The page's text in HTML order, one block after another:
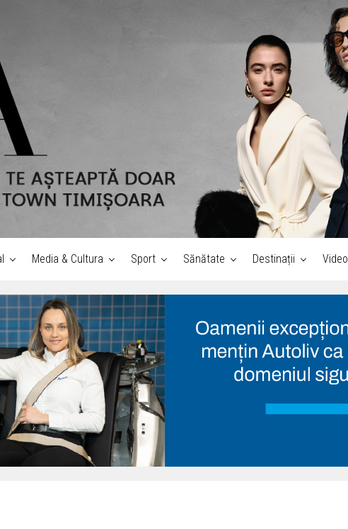
Media & Cultura Sport Sănătate Destinații Video